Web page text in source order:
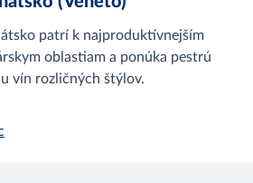
patrí k najproduktívnejším
oblastiam a ponúka pestrú
vín rozličných štýlov.